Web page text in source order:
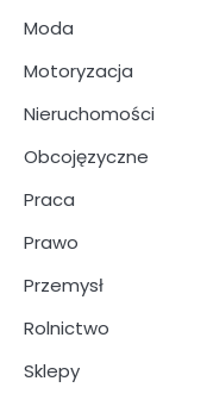
Moda
Motoryzacja
Nieruchomości
Obcojęzyczne
Praca
Prawo
Przemysł
Rolnictwo
Sklepy